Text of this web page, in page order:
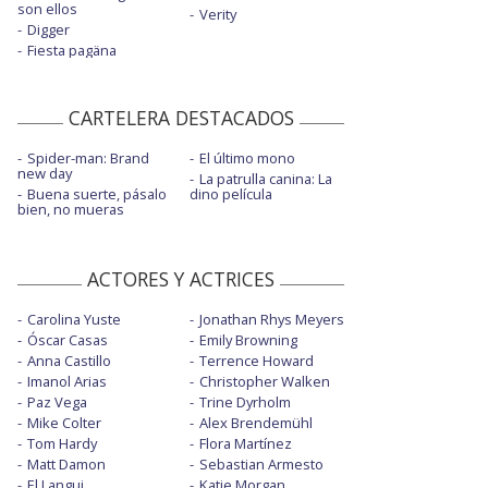
son ellos
Digger
Fiesta pagäna
Verity
CARTELERA DESTACADOS
Spider-man: Brand
new day
Buena suerte, pásalo
bien, no mueras
El último mono
La patrulla canina: La
dino película
ACTORES Y ACTRICES
Carolina Yuste
Óscar Casas
Anna Castillo
Imanol Arias
Paz Vega
Mike Colter
Tom Hardy
Matt Damon
Jonathan Rhys Meyers
Emily Browning
Terrence Howard
Christopher Walken
Trine Dyrholm
Alex Brendemühl
Flora Martínez
Sebastian Armesto